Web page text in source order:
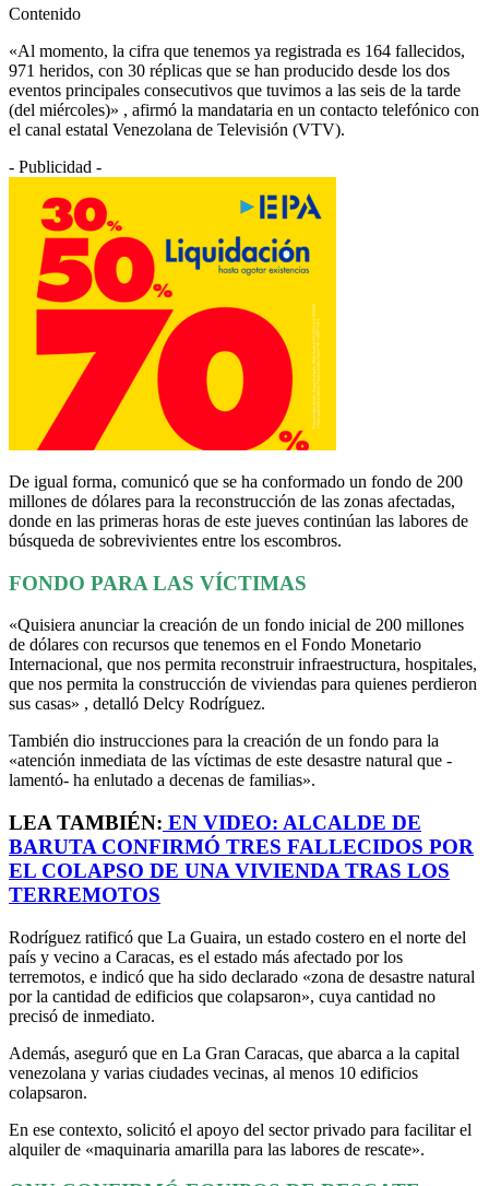
Contenido
«Al momento, la cifra que tenemos ya registrada es 164 fallecidos,
971 heridos, con 30 réplicas que se han producido desde los dos
eventos principales consecutivos que tuvimos a las seis de la tarde
(del miércoles)» , afirmó la mandataria en un contacto telefónico con
el canal estatal Venezolana de Televisión (VTV).
- Publicidad -
De igual forma, comunicó que se ha conformado un fondo de 200
millones de dólares para la reconstrucción de las zonas afectadas,
donde en las primeras horas de este jueves continúan las labores de
búsqueda de sobrevivientes entre los escombros.
FONDO PARA LAS VÍCTIMAS
«Quisiera anunciar la creación de un fondo inicial de 200 millones
de dólares con recursos que tenemos en el Fondo Monetario
Internacional, que nos permita reconstruir infraestructura, hospitales,
que nos permita la construcción de viviendas para quienes perdieron
sus casas» , detalló Delcy Rodríguez.
También dio instrucciones para la creación de un fondo para la
«atención inmediata de las víctimas de este desastre natural que -
lamentó- ha enlutado a decenas de familias».
LEA TAMBIÉN: EN VIDEO: ALCALDE DE
BARUTA CONFIRMÓ TRES FALLECIDOS POR
EL COLAPSO DE UNA VIVIENDA TRAS LOS
TERREMOTOS
Rodríguez ratificó que La Guaira, un estado costero en el norte del
país y vecino a Caracas, es el estado más afectado por los
terremotos, e indicó que ha sido declarado «zona de desastre natural
por la cantidad de edificios que colapsaron», cuya cantidad no
precisó de inmediato.
Además, aseguró que en La Gran Caracas, que abarca a la capital
venezolana y varias ciudades vecinas, al menos 10 edificios
colapsaron.
En ese contexto, solicitó el apoyo del sector privado para facilitar el
alquiler de «maquinaria amarilla para las labores de rescate».